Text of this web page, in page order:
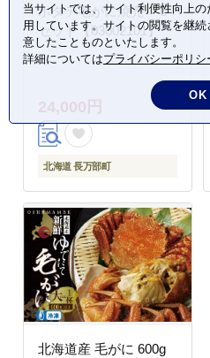
ホタテ毛がに焼売 ５
セット【03002101】
24,000円
北海道 長万部町
北海道産 毛がに 600g
当サイトでは、サイト利便性向上
用しています。サイトの閲覧を継
意したことものといたします。
詳細についてはプライバシーポリシ
OK